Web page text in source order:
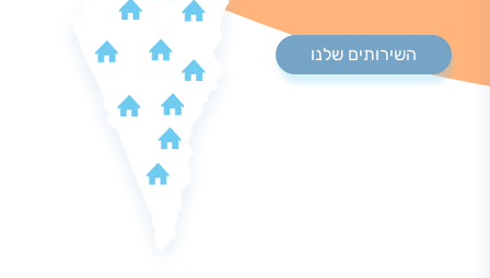
השירותים שלנו